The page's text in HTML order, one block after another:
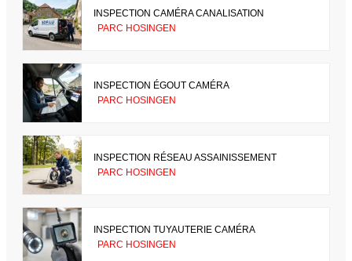
INSPECTION CAMÉRA CANALISATION
PARC HOSINGEN
INSPECTION ÉGOUT CAMÉRA
PARC HOSINGEN
INSPECTION RÉSEAU ASSAINISSEMENT
PARC HOSINGEN
INSPECTION TUYAUTERIE CAMÉRA
PARC HOSINGEN